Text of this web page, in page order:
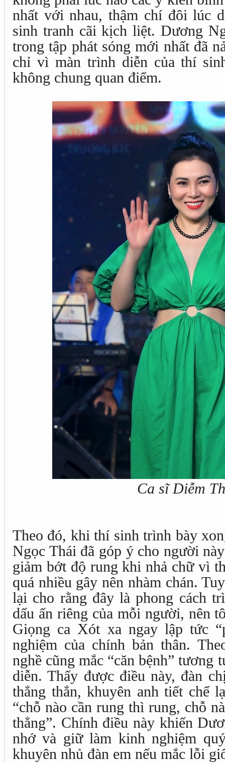
nhất với nhau, thậm chí đôi lúc
sinh tranh cãi kịch liệt. Dương
trong tập phát sóng mới nhất đã
chỉ vì màn trình diễn của thí
không chung quan điểm.
Ca sĩ Diễm
Theo đó, khi thí sinh trình bày
Ngọc Thái đã góp ý cho người
giảm bớt độ rung khi nhả chữ vì
quá nhiều gây nên nhàm chán.
lại cho rằng đây là phong cách
dấu ấn riêng của mỗi người, nên
Giọng ca Xót xa ngay lập tức
nghiệm của chính bản thân.
nghề cũng mắc “căn bệnh”
diễn. Thấy được điều này, đàn
thẳng thắn, khuyên anh tiết chế
“chỗ nào cần rung thì rung, chỗ
thẳng”. Chính điều này khiến
nhớ và giữ làm kinh nghiệm
khuyên nhủ đàn em nếu mắc lỗi